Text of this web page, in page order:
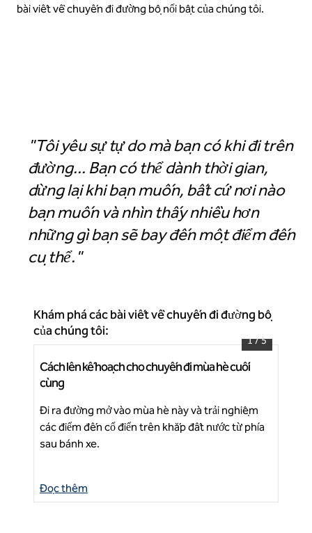
bài viết về chuyến đi đường bộ nổi bật của chúng tôi.
"Tôi yêu sự tự do mà bạn có khi đi trên
đường... Bạn có thể dành thời gian,
dừng lại khi bạn muốn, bất cứ nơi nào
bạn muốn và nhìn thấy nhiều hơn
những gì bạn sẽ bay đến một điểm đến
cụ thể."
Khám phá các bài viết về chuyến đi đường bộ
của chúng tôi:
Cách lên kế hoạch cho chuyến đi mùa hè cuối
cùng
Bắt đầu lên kế hoạch cho chuyến đi mùa hè tiếp
theo của bạn
1/5
Đi ra đường mở vào mùa hè này và trải nghiệm
các điểm đến cổ điển trên khắp đất nước từ phía
sau bánh xe.
Đọc thêm